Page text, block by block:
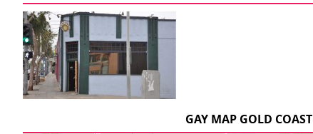
GAY MAP GOLD COAST